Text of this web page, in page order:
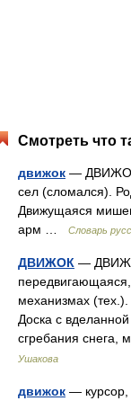
Смотреть что
движок —
сел (сломался).
Движущаяся
арм …
Словарь
ДВИЖОК —
механизмах
Доска с
сгребания
Ушакова
движок — курсор,